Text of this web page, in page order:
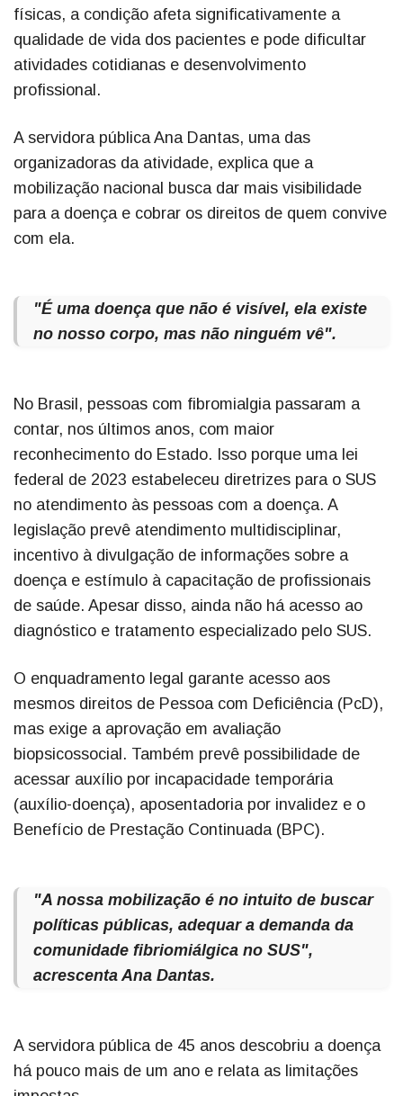
físicas, a condição afeta significativamente a
qualidade de vida dos pacientes e pode dificultar
atividades cotidianas e desenvolvimento
profissional.
A servidora pública Ana Dantas, uma das
organizadoras da atividade, explica que a
mobilização nacional busca dar mais visibilidade
para a doença e cobrar os direitos de quem convive
com ela.
"É uma doença que não é visível, ela existe
no nosso corpo, mas não ninguém vê".
No Brasil, pessoas com fibromialgia passaram a
contar, nos últimos anos, com maior
reconhecimento do Estado. Isso porque uma lei
federal de 2023 estabeleceu diretrizes para o SUS
no atendimento às pessoas com a doença. A
legislação prevê atendimento multidisciplinar,
incentivo à divulgação de informações sobre a
doença e estímulo à capacitação de profissionais
de saúde. Apesar disso, ainda não há acesso ao
diagnóstico e tratamento especializado pelo SUS.
O enquadramento legal garante acesso aos
mesmos direitos de Pessoa com Deficiência (PcD),
mas exige a aprovação em avaliação
biopsicossocial. Também prevê possibilidade de
acessar auxílio por incapacidade temporária
(auxílio-doença), aposentadoria por invalidez e o
Benefício de Prestação Continuada (BPC).
"A nossa mobilização é no intuito de buscar
políticas públicas, adequar a demanda da
comunidade fibriomiálgica no SUS",
acrescenta Ana Dantas.
A servidora pública de 45 anos descobriu a doença
há pouco mais de um ano e relata as limitações